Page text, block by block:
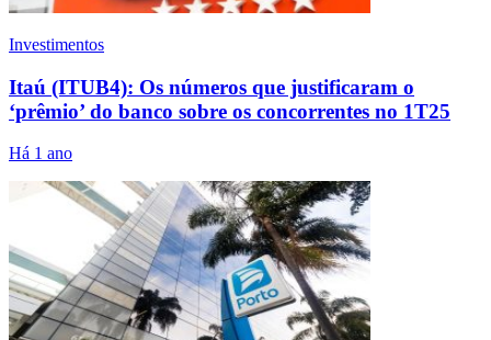
Investimentos
Itaú (ITUB4): Os números que justificaram o
‘prêmio’ do banco sobre os concorrentes no 1T25
Há 1 ano